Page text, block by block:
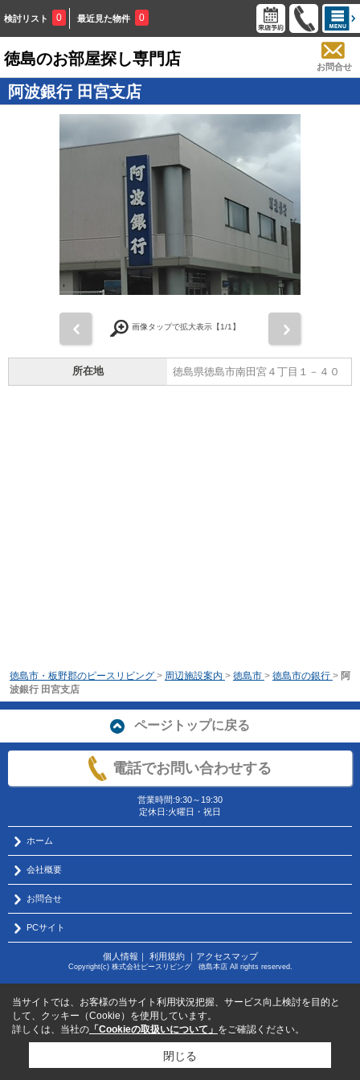
検討リスト 0 最近見た物件 0
徳島のお部屋探し専門店 お問合せ
阿波銀行 田宮支店
前 画像タップで拡大表示【1/1】
所在地 徳島県徳島市南田宮４丁目１－４０
徳島市・板野郡のピースリビング > 周辺施設案内 > 徳島市 > 徳島市の銀行 > 阿
波銀行 田宮支店
ページトップに戻る
電話でお問い合わせする
営業時間:9:30～19:30
定休日:火曜日・祝日
ホーム
会社概要
お問合せ
PCサイト
個人情報 ｜ 利用規約｜ アクセスマップ
Copyright(c) 株式会社ピースリビング 徳島本店 All rights reserved.
当サイトでは、お客様の当サイト利用状況把握、サービス向上検討を目的と
して、クッキー（Cookie）を使用しています。
詳しくは、当社の 「Cookieの取扱いについて」 をご確認ください。
閉じる